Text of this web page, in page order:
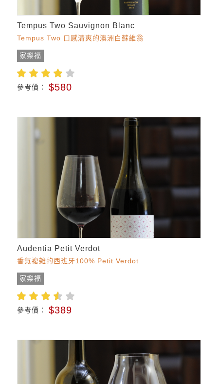
Tempus Two Sauvignon Blanc
Tempus Two 口感清爽的澳洲白蘇維翁
家樂福
參考價： $580
Audentia Petit Verdot
香氣複雜的西班牙100% Petit Verdot
家樂福
參考價： $389